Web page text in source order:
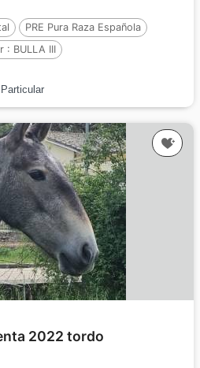
PRE Pura Raza Española
: BULLA III
Particular
2022 tordo